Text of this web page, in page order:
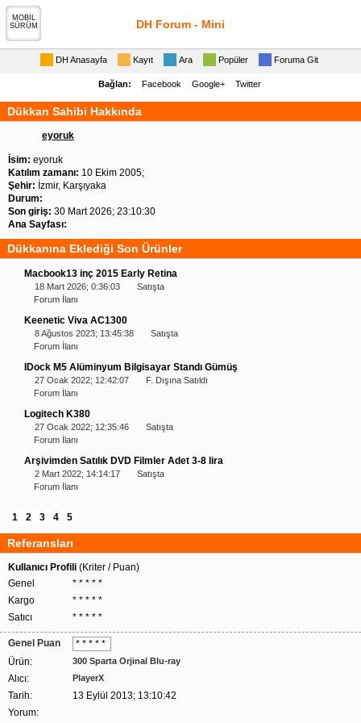
MOBİL
SÜRÜM
DH Forum - Mini
DH Anasayfa Kayıt Ara Popüler Foruma Git
Bağlan: Facebook Google+ Twitter
Dükkan Sahibi Hakkında
eyoruk
İsim: eyoruk
Katılım zamanı: 10 Ekim 2005;
Şehir: İzmir, Karşıyaka
Durum:
Son giriş: 30 Mart 2026; 23:10:30
Ana Sayfası:
Dükkanına Eklediği Son Ürünler
Macbook13 inç 2015 Early Retina
18 Mart 2026; 0:36:03
Satışta
Forum İlanı
Keenetic Viva AC1300
8 Ağustos 2023; 13:45:38
Satışta
Forum İlanı
IDock M5 Alüminyum Bilgisayar Standı Gümüş
27 Ocak 2022; 12:42:07
F. Dışına Satıldı
Forum İlanı
Logitech K380
27 Ocak 2022; 12:35:46
Satışta
Forum İlanı
Arşivimden Satılık DVD Filmler Adet 3-8 lira
2 Mart 2022; 14:14:17
Satışta
Forum İlanı
1 2 3 4 5
Referansları
Kullanıcı Profili (Kriter / Puan)
Genel
* * * * *
Kargo
* * * * *
Satıcı
* * * * *
Genel Puan
* * * * *
Ürün:
300 Sparta Orjinal Blu-ray
Alıcı: PlayerX
Tarih:
13 Eylül 2013; 13:10:42
Yorum: